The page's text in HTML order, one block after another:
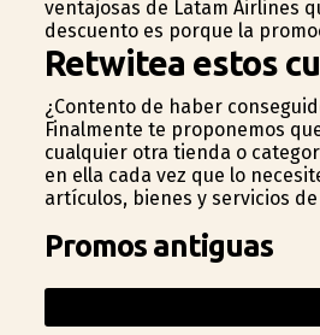
ventajosas de Latam Airlines
descuento es porque la
Retwitea estos
¿Contento de haber
Finalmente te proponemos
cualquier otra tienda o
en ella cada vez que lo
artículos, bienes y servicios
Promos antiguas